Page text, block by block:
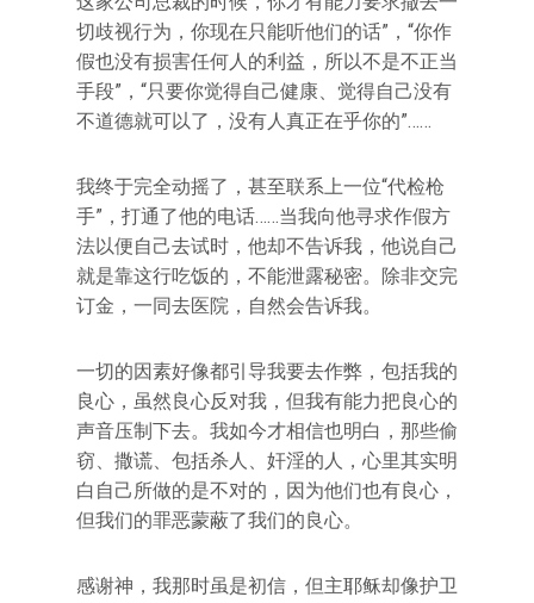
切歧视行为，你现在只能听他们的话”，“你作
假也没有损害任何人的利益，所以不是不正当
手段”，“只要你觉得自己健康、觉得自己没有
不道德就可以了，没有人真正在乎你的”……
我终于完全动摇了，甚至联系上一位“代检枪
手”，打通了他的电话……当我向他寻求作假方
法以便自己去试时，他却不告诉我，他说自己
就是靠这行吃饭的，不能泄露秘密。除非交完
订金，一同去医院，自然会告诉我。
一切的因素好像都引导我要去作弊，包括我的
良心，虽然良心反对我，但我有能力把良心的
声音压制下去。我如今才相信也明白，那些偷
窃、撒谎、包括杀人、奸淫的人，心里其实明
白自己所做的是不对的，因为他们也有良心，
但我们的罪恶蒙蔽了我们的良心。
感谢神，我那时虽是初信，但主耶稣却像护卫